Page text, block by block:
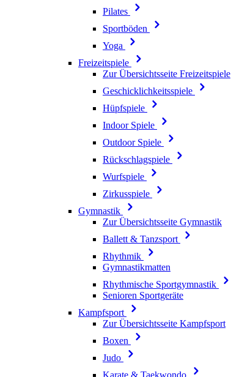
Pilates
Sportböden
Yoga
Freizeitspiele
Zur Übersichtsseite Freizeitspiele
Geschicklichkeitsspiele
Hüpfspiele
Indoor Spiele
Outdoor Spiele
Rückschlagspiele
Wurfspiele
Zirkusspiele
Gymnastik
Zur Übersichtsseite Gymnastik
Ballett & Tanzsport
Rhythmik
Gymnastikmatten
Rhythmische Sportgymnastik
Senioren Sportgeräte
Kampfsport
Zur Übersichtsseite Kampfsport
Boxen
Judo
Karate & Taekwondo